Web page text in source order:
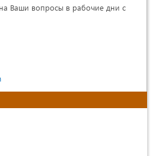
Ваши вопросы в рабочие дни с